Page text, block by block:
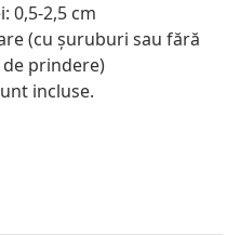
0,5-2,5 cm
(cu șuruburi sau fără
prindere)
incluse.